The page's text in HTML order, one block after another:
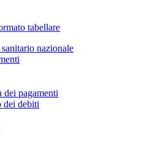
tabellare
nazionale
dei pagamenti
dei debiti